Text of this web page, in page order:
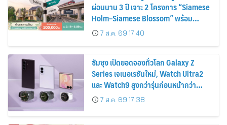
ผ่อนนาน 3 ปี เจาะ 2 โครงการ “Siamese
Holm–Siamese Blossom” พร้อม
ส่วนลดและสิทธิพิเศษถึง 31 สิงหาคม
2569
7 ส.ค. 69 17:40
ซัมซุง เปิดยอดจองทั่วโลก Galaxy Z
Series เจเนอเรชันใหม่, Watch Ultra2
และ Watch9 สูงกว่ารุ่นก่อนหน้ากว่า
30%7 ส.ค. 69 17:38